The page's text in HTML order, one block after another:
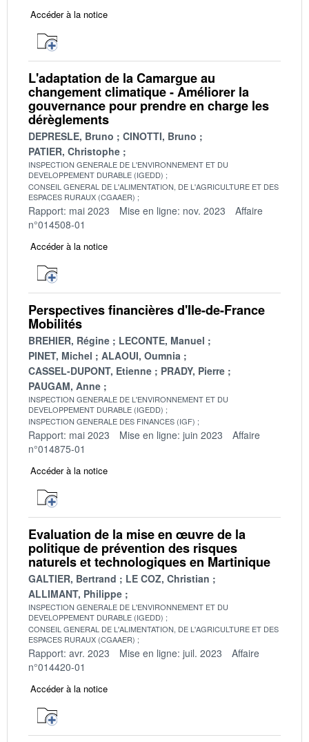
Accéder à la notice
L'adaptation de la Camargue au
changement climatique - Améliorer la
gouvernance pour prendre en charge les
dérèglements
DEPRESLE, Bruno
CINOTTI, Bruno
PATIER, Christophe
INSPECTION GENERALE DE L'ENVIRONNEMENT ET DU
DEVELOPPEMENT DURABLE (IGEDD)
CONSEIL GENERAL DE L'ALIMENTATION, DE L'AGRICULTURE ET DES
ESPACES RURAUX (CGAAER)
Rapport: mai 2023 Mise en ligne: nov. 2023
Affaire
n°014508-01
Accéder à la notice
Perspectives financières d'Ile-de-France
Mobilités
BREHIER, Régine
LECONTE, Manuel
PINET, Michel
ALAOUI, Oumnia
CASSEL-DUPONT, Etienne
PRADY, Pierre
PAUGAM, Anne
INSPECTION GENERALE DE L'ENVIRONNEMENT ET DU
DEVELOPPEMENT DURABLE (IGEDD)
INSPECTION GENERALE DES FINANCES (IGF)
Rapport: mai 2023 Mise en ligne: juin 2023
Affaire
n°014875-01
Accéder à la notice
Evaluation de la mise en œuvre de la
politique de prévention des risques
naturels et technologiques en Martinique
GALTIER, Bertrand
LE COZ, Christian
ALLIMANT, Philippe
INSPECTION GENERALE DE L'ENVIRONNEMENT ET DU
DEVELOPPEMENT DURABLE (IGEDD)
CONSEIL GENERAL DE L'ALIMENTATION, DE L'AGRICULTURE ET DES
ESPACES RURAUX (CGAAER)
Rapport: avr. 2023 Mise en ligne: juil. 2023
Affaire
n°014420-01
Accéder à la notice